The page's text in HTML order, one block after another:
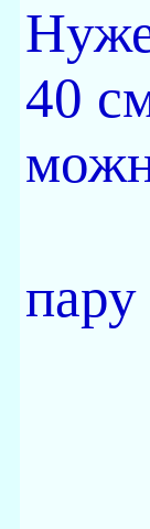
40
пару